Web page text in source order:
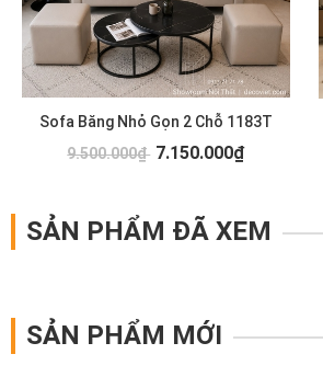
Sofa Băng Nhỏ Gọn 2 Chỗ 1183T
9.500.000₫ 7.150.000₫
SẢN PHẨM ĐÃ XEM
SẢN PHẨM MỚI